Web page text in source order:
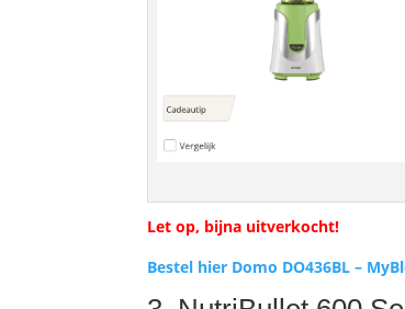
Let op, bijna uitverkocht!
Bestel hier Domo DO436BL –